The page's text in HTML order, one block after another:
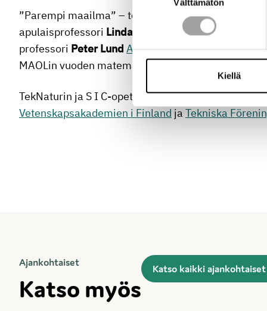
Välttämätön
Kiellä
”Parempi maailma” – teemasta ovat
apulaisprofessori Linda Mannila
Helsingin
professori Peter Lund Aalto yliopistosta,
MAOLin vuoden matemaattisten aineiden
TekNaturin ja S I C-opettajaseminaarin järjestävät
Vetenskapsakademien i Finland ja Tekniska
Ajankohtaiset
Katso myös
Katso kaikki ajankohtaiset